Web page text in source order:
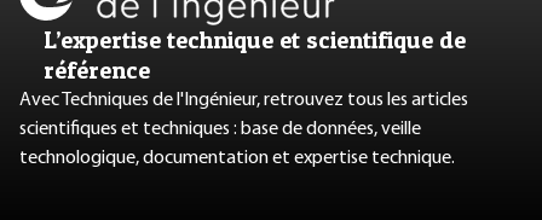
L’expertise technique et scientifique de
référence
Avec Techniques de l'Ingénieur, retrouvez tous les articles
scientifiques et techniques : base de données, veille
technologique, documentation et expertise technique.